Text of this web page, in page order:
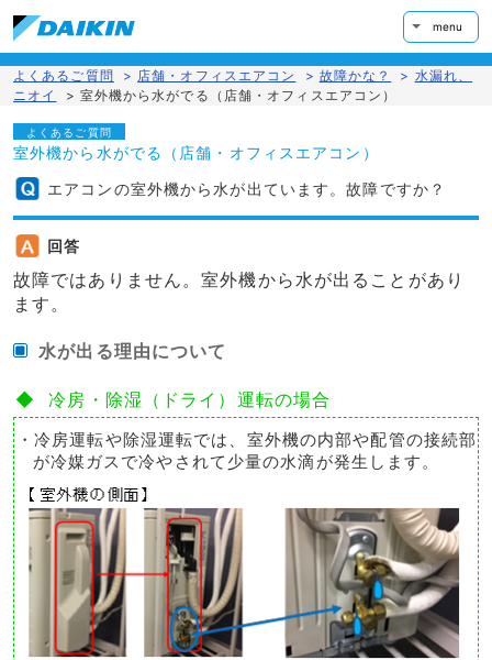
menu
よくあるご質問 > 店舗・オフィスエアコン > 故障かな？ > 水漏れ、
ニオイ
> 室外機から水がでる（店舗・オフィスエアコン）
よくあるご質問
室外機から水がでる（店舗・オフィスエアコン）
エアコンの室外機から水が出ています。故障ですか？
回答
故障ではありません。室外機から水が出ることがあり
ます。
水が出る理由について
◆ 冷房・除湿（ドライ）運転の場合
・冷房運転や除湿運転では、室外機の内部や配管の接続部
が冷媒ガスで冷やされて少量の水滴が発生します。